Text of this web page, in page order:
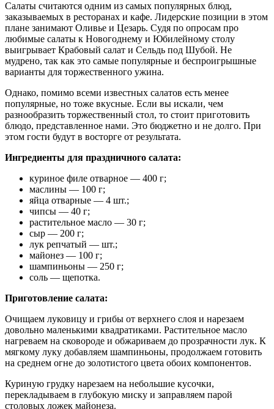
Салаты считаются одним из самых популярных блюд,
заказываемых в ресторанах и кафе. Лидерские позиции в этом
плане занимают Оливье и Цезарь. Судя по опросам про
любимые салаты к Новогоднему и Юбилейному столу
выигрывает Крабовый салат и Сельдь под Шубой. Не
мудрено, так как это самые популярные и беспроигрышные
варианты для торжественного ужина.
Однако, помимо всеми известных салатов есть менее
популярные, но тоже вкусные. Если вы искали, чем
разнообразить торжественный стол, то стоит приготовить
блюдо, представленное нами. Это бюджетно и не долго. При
этом гости будут в восторге от результата.
Ингредиенты для праздничного салата:
куриное филе отварное — 400 г;
маслины — 100 г;
яйца отварные — 4 шт.;
чипсы — 40 г;
растительное масло — 30 г;
сыр — 200 г;
лук репчатый — шт.;
майонез — 100 г;
шампиньоны — 250 г;
соль — щепотка.
Приготовление салата:
Очищаем луковицу и грибы от верхнего слоя и нарезаем
довольно маленькими квадратиками. Растительное масло
нагреваем на сковороде и обжариваем до прозрачности лук. К
мягкому луку добавляем шампиньоны, продолжаем готовить
на среднем огне до золотистого цвета обоих компонентов.
Куриную грудку нарезаем на небольшие кусочки,
перекладываем в глубокую миску и заправляем парой
столовых ложек майонеза.